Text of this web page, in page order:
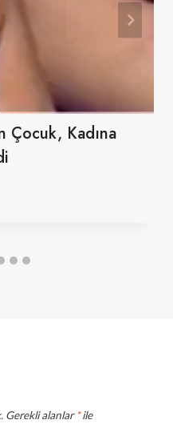
Çocuk, Kadına
Gerekli alanlar*ile